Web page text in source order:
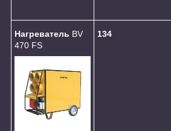
Нагреватель BV
470 FS
134